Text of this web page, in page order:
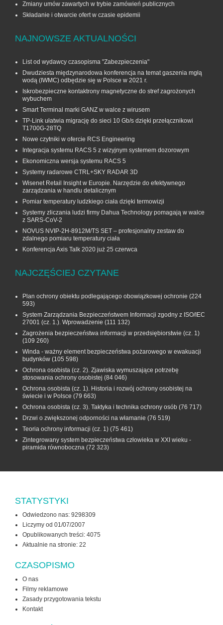
Zmiany umów zawartych w trybie zamówień publicznych
Składanie i otwarcie ofert w czasie epidemii
NAJNOWSZE AKTUALNOŚCI
List od wydawcy czasopisma "Zabezpieczenia"
Dwudziesta międzynarodowa konferencja na temat gaszenia mgłą
wodą (IWMC) odbędzie się w Polsce w 2021 r.
Iskrobezpieczne kontaktrony magnetyczne do stref zagrożonych
wybuchem
Smart Terminal marki GANZ w walce z wirusem
TP-Link ułatwia migrację do sieci 10 Gb/s dzięki przełącznikowi
T1700G‑28TQ
Nowe czytniki w ofercie RCS Engineering
Integracja systemu RACS 5 z wizyjnym systemem dozorowym
Ekonomiczna wersja systemu RACS 5
Systemy radarowe CTRL+SKY RADAR 3D
Wisenet Retail Insight w Europie. Narzędzie do efektywnego
zarządzania w handlu detalicznym
Pomiar temperatury ludzkiego ciała dzięki termowizji
Systemy zliczania ludzi firmy Dahua Technology pomagają w walce
z SARS-CoV-2
NOVUS NVIP-2H-8912M/TS SET – profesjonalny zestaw do
zdalnego pomiaru temperatury ciała
Konferencja Axis Talk 2020 już 25 czerwca
NAJCZĘŚCIEJ CZYTANE
Plan ochrony obiektu podlegającego obowiązkowej ochronie (224
593)
System Zarządzania Bezpieczeństwem Informacji zgodny z ISO/IEC
27001 (cz. 1.). Wprowadzenie (111 132)
Zagrożenia bezpieczeństwa informacji w przedsiębiorstwie (cz. 1)
(109 260)
Winda - ważny element bezpieczeństwa pożarowego w ewakuacji
budynków (105 598)
Ochrona osobista (cz. 2). Zjawiska wymuszające potrzebę
stosowania ochrony osobistej (84 046)
Ochrona osobista (cz. 1). Historia i rozwój ochrony osobistej na
świecie i w Polsce (79 663)
Ochrona osobista (cz. 3). Taktyka i technika ochrony osób (76 717)
Drzwi o zwiększonej odporności na włamanie (76 519)
Teoria ochrony informacji (cz. 1) (75 461)
Zintegrowany system bezpieczeństwa człowieka w XXI wieku -
piramida równoboczna (72 323)
STATYSTYKI
Odwiedzono nas: 9298309
Liczymy od 01/07/2007
Opublikowanych treści: 4075
Aktualnie na stronie: 22
CZASOPISMO
O nas
Filmy reklamowe
Zasady przygotowania tekstu
Kontakt